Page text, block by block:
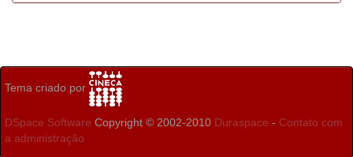
Tema criado por
DSpace Software Copyright © 2002-2010 Duraspace - Contato com
a administração